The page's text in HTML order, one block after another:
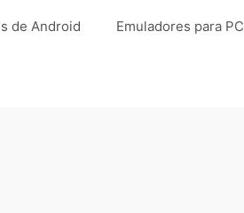
de Android Emuladores para PC